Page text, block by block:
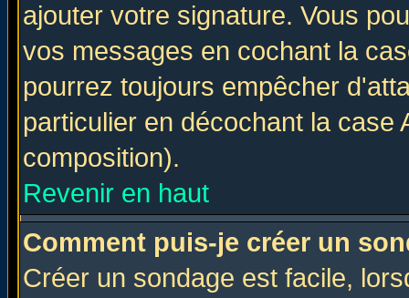
ajouter votre signature. Vous
vos messages en cochant la
pourrez toujours empêcher
particulier en décochant la
composition).
Revenir en haut
Comment puis-je créer un
Créer un sondage est facile,